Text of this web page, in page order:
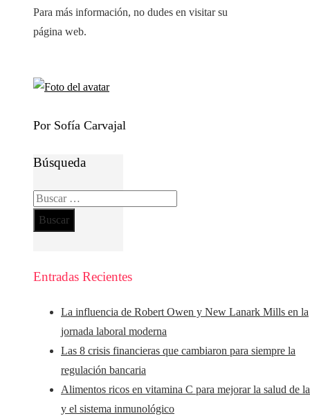
Para más información, no dudes en visitar su
página web.
Por Sofía Carvajal
Búsqueda
Buscar:
Entradas Recientes
La influencia de Robert Owen y New Lanark Mills en la
jornada laboral moderna
Las 8 crisis financieras que cambiaron para siempre la
regulación bancaria
Alimentos ricos en vitamina C para mejorar la salud de
y el sistema inmunológico